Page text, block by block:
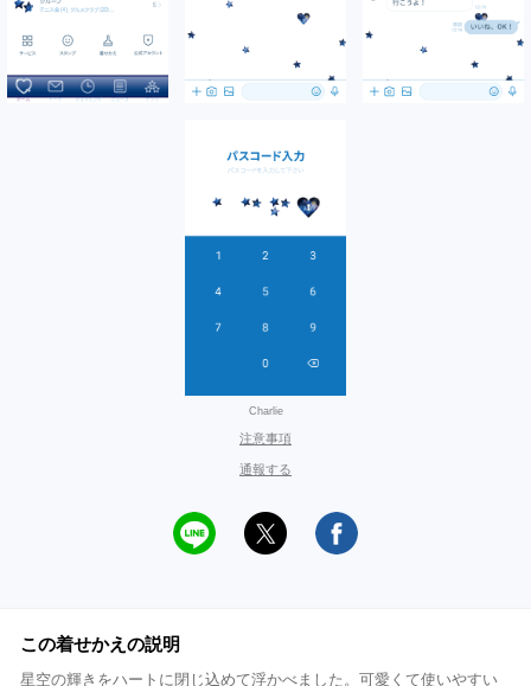
Charlie
注意事項
通報する
この着せかえの説明
星空の輝きをハートに閉じ込めて浮かべました。可愛くて使いやすい